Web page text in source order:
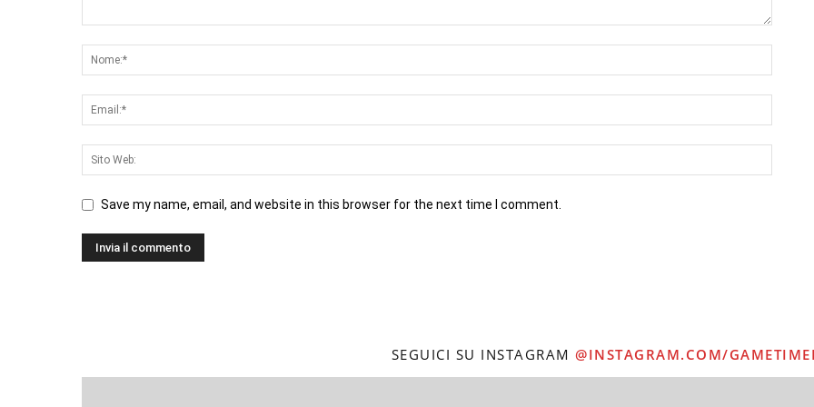
Save my name, email, and website in this browser for the next time I comment.
SEGUICI SU INSTAGRAM @INSTAGRAM.COM/